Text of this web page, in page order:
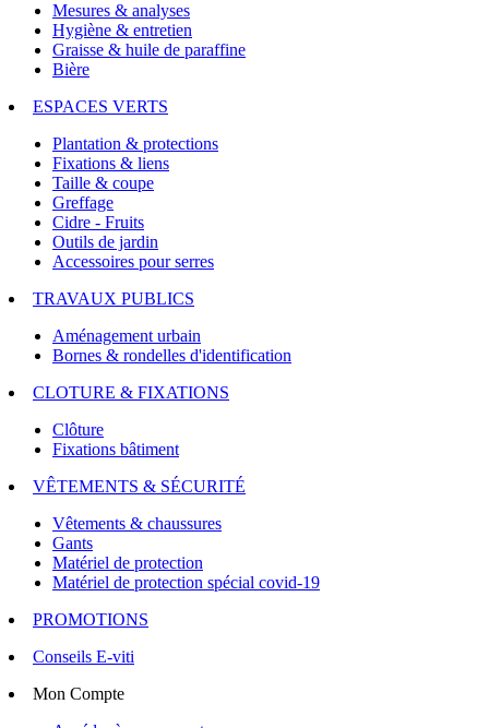
Mesures & analyses
Hygiène & entretien
Graisse & huile de paraffine
Bière
ESPACES VERTS
Plantation & protections
Fixations & liens
Taille & coupe
Greffage
Cidre - Fruits
Outils de jardin
Accessoires pour serres
TRAVAUX PUBLICS
Aménagement urbain
Bornes & rondelles d'identification
CLOTURE & FIXATIONS
Clôture
Fixations bâtiment
VÊTEMENTS & SÉCURITÉ
Vêtements & chaussures
Gants
Matériel de protection
Matériel de protection spécial covid-19
PROMOTIONS
Conseils E-viti
Mon Compte